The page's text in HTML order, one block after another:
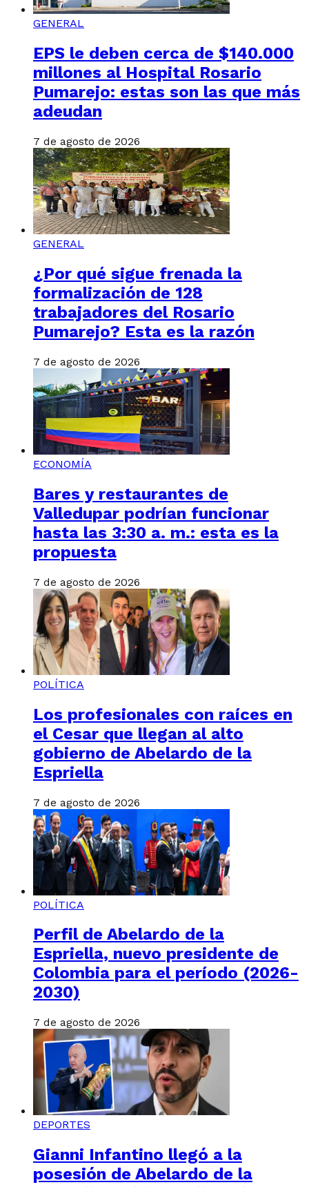
GENERAL
EPS le deben cerca de $140.000
millones al Hospital Rosario
Pumarejo: estas son las que más
adeudan
7 de agosto de 2026
GENERAL
¿Por qué sigue frenada la
formalización de 128
trabajadores del Rosario
Pumarejo? Esta es la razón
7 de agosto de 2026
ECONOMÍA
Bares y restaurantes de
Valledupar podrían funcionar
hasta las 3:30 a. m.: esta es la
propuesta
7 de agosto de 2026
POLÍTICA
Los profesionales con raíces en
el Cesar que llegan al alto
gobierno de Abelardo de la
Espriella
7 de agosto de 2026
POLÍTICA
Perfil de Abelardo de la
Espriella, nuevo presidente de
Colombia para el período (2026-
2030)
7 de agosto de 2026
DEPORTES
Gianni Infantino llegó a la
posesión de Abelardo de la